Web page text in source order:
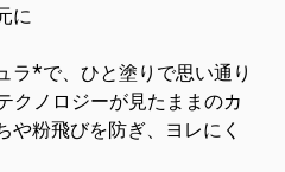
に
ラ*で、ひと塗りで思い通り
クノロジーが見たままのカ
や粉飛びを防ぎ、ヨレにく